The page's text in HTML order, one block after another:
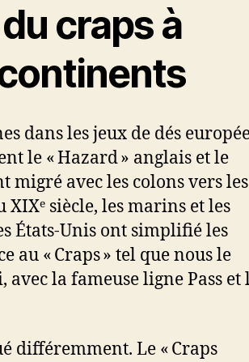
du craps à
dans les jeux de dés
le « Hazard » anglais et le
migré avec les colons vers les
siècle, les marins et les
États-Unis ont simplifié les
au « Craps » tel que nous le
avec la fameuse ligne Pass et
différemment. Le « Craps